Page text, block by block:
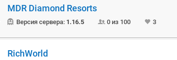
MDR Diamond Resorts
Версия сервера: 1.16.5 0 из 100 3
RichWorld